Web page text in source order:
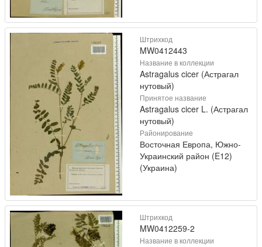
Штрихкод
MW0412443
Название в коллекции
Astragalus cicer (Астрагал
нутовый)
Принятое название
Astragalus cicer L. (Астрагал
нутовый)
Районирование
Восточная Европа, Южно-
Украинский район (E12)
(Украина)
Штрихкод
MW0412259-2
Название в коллекции